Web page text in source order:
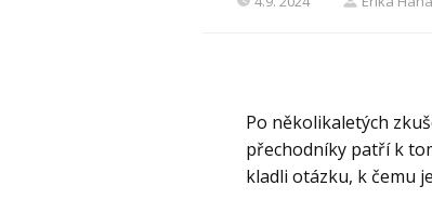
Po několikaletých
přechodníky patří k
kladli otázku, k čemu